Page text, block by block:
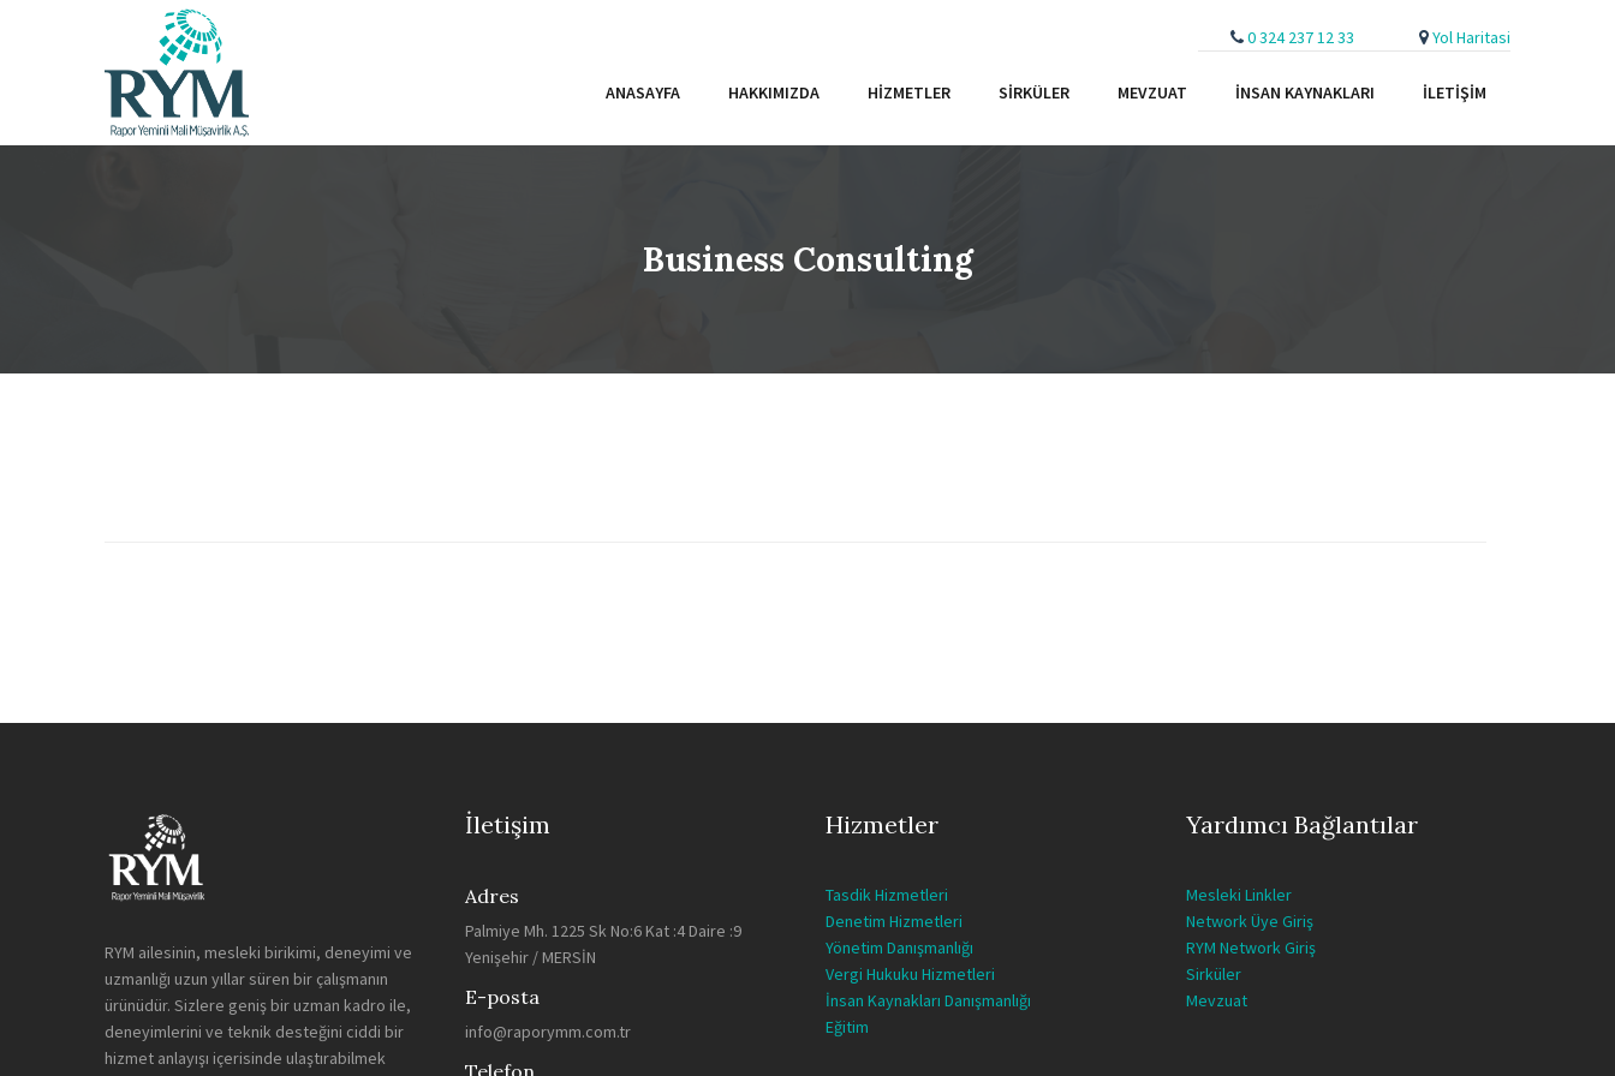
0 324 237 12 33 Yol Haritasi
ANASAYFA HAKKIMIZDA HIZMETLER SIRKÜLER MEVZUAT İNSAN KAYNAKLARI İLETIŞIM
Business Consulting
RYM ailesinin, mesleki birikimi, deneyimi ve
uzmanlığı uzun yıllar süren bir çalışmanın
ürünüdür. Sizlere geniş bir uzman kadro ile,
deneyimlerini ve teknik desteğini ciddi bir
hizmet anlayışı içerisinde ulaştırabilmek
İletişim
Adres
Palmiye Mh. 1225 Sk No:6 Kat :4 Daire :9
Yenişehir / MERSİN
E-posta
info@raporymm.com.tr
Hizmetler
Tasdik Hizmetleri
Denetim Hizmetleri
Yönetim Danışmanlığı
Vergi Hukuku Hizmetleri
İnsan Kaynakları Danışmanlığı
Eğitim
Yardımcı Bağlantılar
Mesleki Linkler
Network Üye Giriş
RYM Network Giriş
Sirküler
Mevzuat